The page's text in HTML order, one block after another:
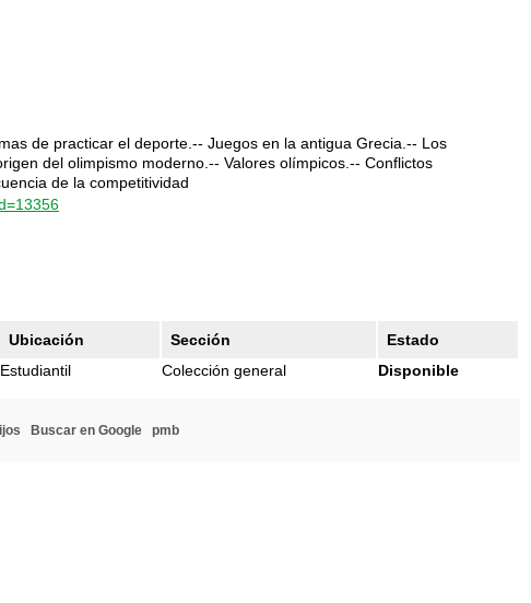
de practicar el deporte.-- Juegos en la antigua Grecia.-- Los
del olimpismo moderno.-- Valores olímpicos.-- Conflictos
de la competitividad
Ubicación Sección
Estado
Estudiantil Colección general Disponible
Buscar en Google pmb